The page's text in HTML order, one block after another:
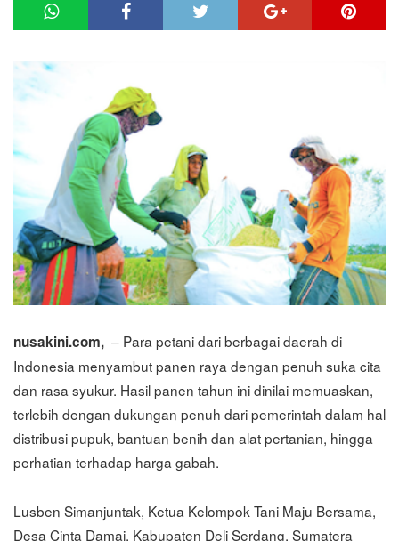
nusakini.com, – Para petani dari berbagai daerah di
Indonesia menyambut panen raya dengan penuh suka cita
dan rasa syukur. Hasil panen tahun ini dinilai memuaskan,
terlebih dengan dukungan penuh dari pemerintah dalam hal
distribusi pupuk, bantuan benih dan alat pertanian, hingga
perhatian terhadap harga gabah.
Lusben Simanjuntak, Ketua Kelompok Tani Maju Bersama,
Desa Cinta Damai, Kabupaten Deli Serdang, Sumatera